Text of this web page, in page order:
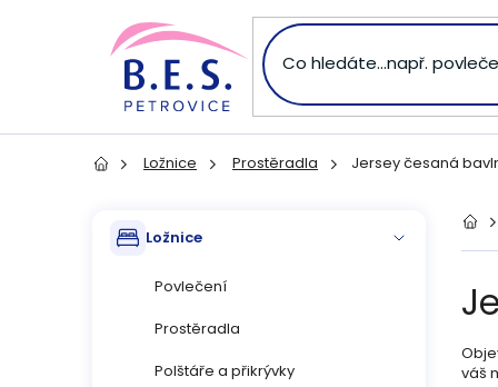
Domů Ložnice Prostěradla Jersey česaná
kategorieLožnice
Povlečení
Prostěradla
Polštáře a přikrývky
Domů
váš